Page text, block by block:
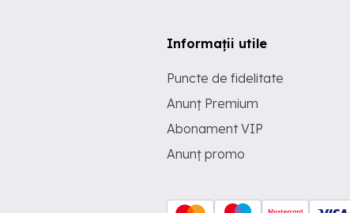
Informații utile
Puncte de fidelitate
Anunț Premium
Abonament VIP
Anunț promo